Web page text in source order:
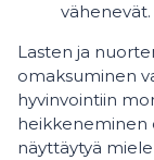
vähenevät.
Lasten ja
omaksuminen
hyvinvointiin
heikkeneminen
näyttäytyä